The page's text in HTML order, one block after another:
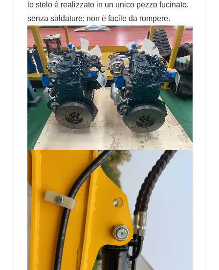
lo stelo è realizzato in un unico pezzo fucinato,
senza saldature; non è facile da rompere.